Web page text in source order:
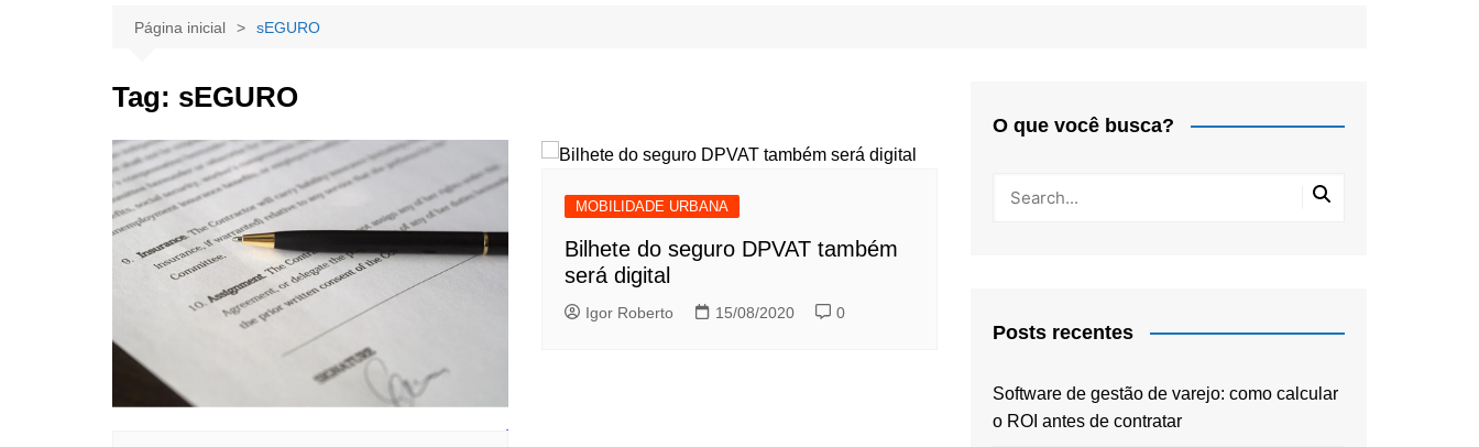
Página inicial sEGURO
Tag: sEGURO
MOBILIDADE URBANA
Bilhete do seguro DPVAT também
será digital
Igor Roberto 15/08/2020 0
O que você busca?
Posts recentes
Software de gestão de varejo: como calcular
o ROI antes de contratar